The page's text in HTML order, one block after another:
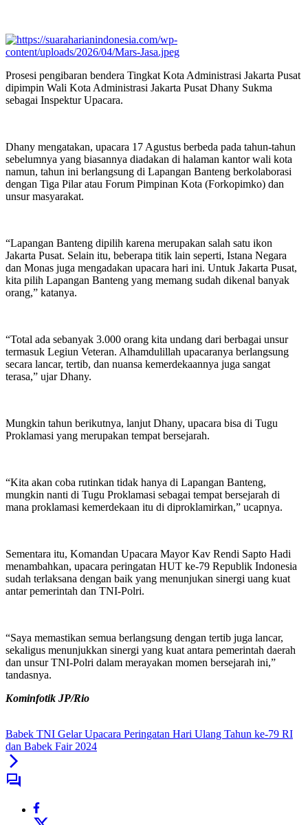
Prosesi pengibaran bendera Tingkat Kota Administrasi Jakarta Pusat
dipimpin Wali Kota Administrasi Jakarta Pusat Dhany Sukma
sebagai Inspektur Upacara.
Dhany mengatakan, upacara 17 Agustus berbeda pada tahun-tahun
sebelumnya yang biasannya diadakan di halaman kantor wali kota
namun, tahun ini berlangsung di Lapangan Banteng berkolaborasi
dengan Tiga Pilar atau Forum Pimpinan Kota (Forkopimko) dan
unsur masyarakat.
“Lapangan Banteng dipilih karena merupakan salah satu ikon
Jakarta Pusat. Selain itu, beberapa titik lain seperti, Istana Negara
dan Monas juga mengadakan upacara hari ini. Untuk Jakarta Pusat,
kita pilih Lapangan Banteng yang memang sudah dikenal banyak
orang,” katanya.
“Total ada sebanyak 3.000 orang kita undang dari berbagai unsur
termasuk Legiun Veteran. Alhamdulillah upacaranya berlangsung
secara lancar, tertib, dan nuansa kemerdekaannya juga sangat
terasa,” ujar Dhany.
Mungkin tahun berikutnya, lanjut Dhany, upacara bisa di Tugu
Proklamasi yang merupakan tempat bersejarah.
“Kita akan coba rutinkan tidak hanya di Lapangan Banteng,
mungkin nanti di Tugu Proklamasi sebagai tempat bersejarah di
mana proklamasi kemerdekaan itu di diproklamirkan,” ucapnya.
Sementara itu, Komandan Upacara Mayor Kav Rendi Sapto Hadi
menambahkan, upacara peringatan HUT ke-79 Republik Indonesia
sudah terlaksana dengan baik yang menunjukan sinergi uang kuat
antar pemerintah dan TNI-Polri.
“Saya memastikan semua berlangsung dengan tertib juga lancar,
sekaligus menunjukkan sinergi yang kuat antara pemerintah daerah
dan unsur TNI-Polri dalam merayakan momen bersejarah ini,”
tandasnya.
Kominfotik JP/Rio
Babek TNI Gelar Upacara Peringatan Hari Ulang Tahun ke-79 RI
dan Babek Fair 2024